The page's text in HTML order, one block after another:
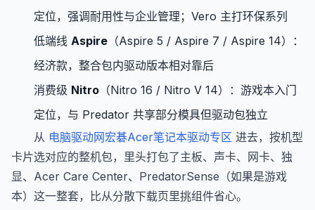
定位，强调耐用性与企业管理；Vero 主打环保系列
低端线 Aspire （Aspire 5 / Aspire 7 / Aspire 14）：
经济款，整合包内驱动版本相对靠后
消费级 Nitro （Nitro 16 / Nitro V 14）：游戏本入门
定位，与 Predator 共享部分模具但驱动包独立
从 电脑驱动网宏碁Acer笔记本驱动专区 进去，按机型
卡片选对应的整机包，里头打包了主板、声卡、网卡、独
显、Acer Care Center、PredatorSense（如果是游戏
本）这一整套，比从分散下载页里挑组件省心。